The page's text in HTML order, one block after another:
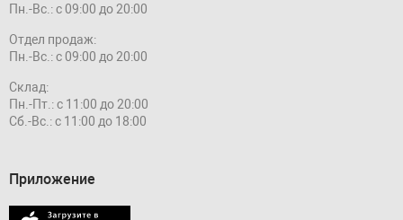
Пн.-Вс.: с 09:00 до 20:00
Отдел продаж:
Пн.-Вс.: с 09:00 до 20:00
Склад:
Пн.-Пт.: с 11:00 до 20:00
Сб.-Вс.: с 11:00 до 18:00
Приложение